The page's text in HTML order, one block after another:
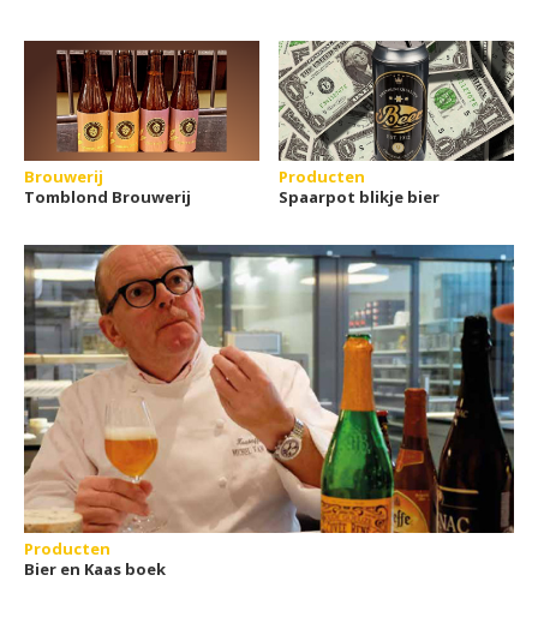
Brouwerij
Tomblond Brouwerij
Producten
Spaarpot blikje bier
Producten
Bier en Kaas boek